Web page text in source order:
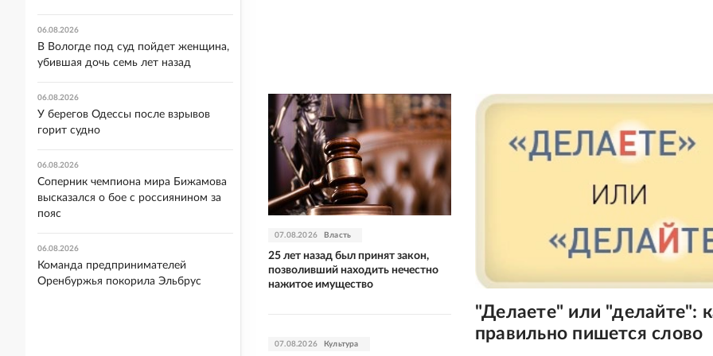
"Делаете" или "делайте":
правильно пишется слово
07.08.2026 Власть
25 лет назад был принят закон,
позволивший находить нечестно
нажитое имущество
07.08.2026 Культура
06.08.2026
В Вологде под суд пойдет женщина,
убившая дочь семь лет назад
06.08.2026
У берегов Одессы после взрывов
горит судно
06.08.2026
Соперник чемпиона мира Бижамова
высказался о бое с россиянином за
пояс
06.08.2026
Команда предпринимателей
Оренбуржья покорила Эльбрус